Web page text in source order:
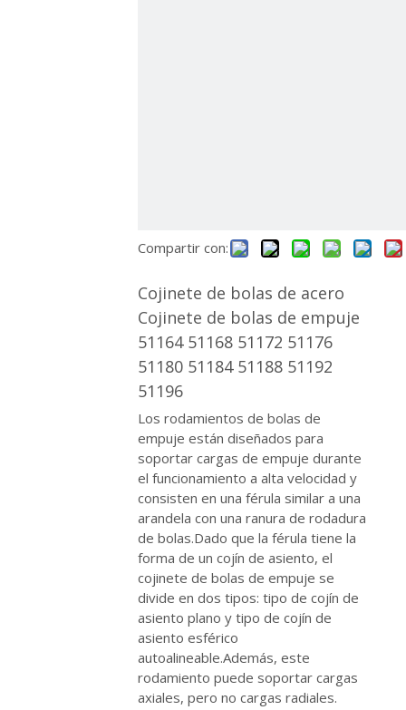
Compartir con:
Cojinete de bolas de acero
Cojinete de bolas de empuje
51164 51168 51172 51176
51180 51184 51188 51192
51196
Los rodamientos de bolas de
empuje están diseñados para
soportar cargas de empuje durante
el funcionamiento a alta velocidad y
consisten en una férula similar a una
arandela con una ranura de rodadura
de bolas.Dado que la férula tiene la
forma de un cojín de asiento, el
cojinete de bolas de empuje se
divide en dos tipos: tipo de cojín de
asiento plano y tipo de cojín de
asiento esférico
autoalineable.Además, este
rodamiento puede soportar cargas
axiales, pero no cargas radiales.